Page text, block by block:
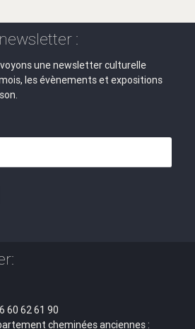
:
une newsletter culturelle
les évènements et expositions
60 62 61 90
cheminées anciennes :